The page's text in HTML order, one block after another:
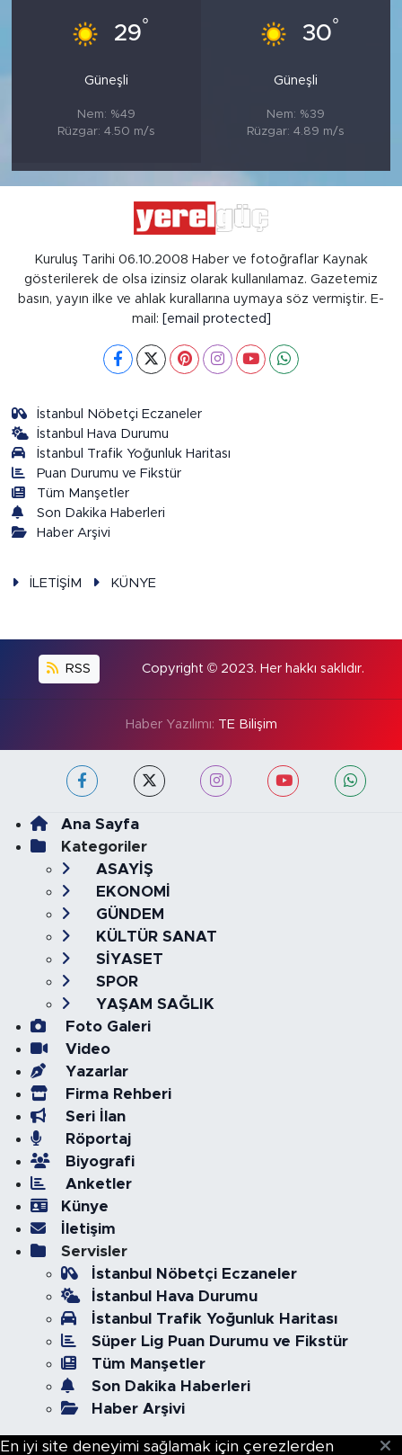
29°
Güneşli
Nem: %49
Rüzgar: 4.50 m/s
30°
Güneşli
Nem: %39
Rüzgar: 4.89 m/s
Kuruluş Tarihi 06.10.2008 Haber ve fotoğraflar Kaynak
gösterilerek de olsa izinsiz olarak kullanılamaz. Gazetemiz
basın, yayın ilke ve ahlak kurallarına uymaya söz vermiştir. E-
mail: [email protected]
İstanbul Nöbetçi Eczaneler
İstanbul Hava Durumu
İstanbul Trafik Yoğunluk Haritası
Puan Durumu ve Fikstür
Tüm Manşetler
Son Dakika Haberleri
Haber Arşivi
İLETİŞİM KÜNYE
RSS Copyright © 2023. Her hakkı saklıdır.
Haber Yazılımı: TE Bilişim
Ana Sayfa
Kategoriler
ASAYİŞ
EKONOMİ
GÜNDEM
KÜLTÜR SANAT
SİYASET
SPOR
YAŞAM SAĞLIK
Foto Galeri
Video
Yazarlar
Firma Rehberi
Seri İlan
Röportaj
Biyografi
Anketler
Künye
İletişim
Servisler
İstanbul Nöbetçi Eczaneler
İstanbul Hava Durumu
İstanbul Trafik Yoğunluk Haritası
Süper Lig Puan Durumu ve Fikstür
Tüm Manşetler
Son Dakika Haberleri
Haber Arşivi
En iyi site deneyimi sağlamak için çerezlerden